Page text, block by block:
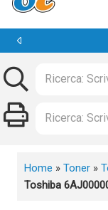
Home » Toner »
Toshiba